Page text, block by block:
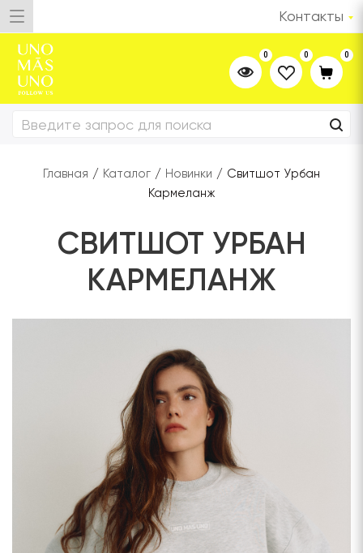
Контакты
0 0 0
Главная / Каталог / Новинки / Свитшот Урбан
Кармеланж
СВИТШОТ УРБАН
КАРМЕЛАНЖ